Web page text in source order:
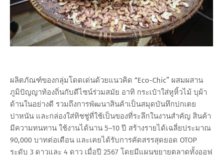
ผลิตภัณฑ์ของกลุ่มโดดเด่นด้วยแนวคิด “Eco-Chic” ผสมผสาน
ภูมิปัญญาท้องถิ่นกับดีไซน์ร่วมสมัย อาทิ กระเป๋าใส่หูหิ้วไม้ บุผ้า
ด้านในอย่างดี รวมถึงการพัฒนาสินค้าเป็นสมุดบันทึกปกเตย
ปาหนัน และกล่องใส่ทิชชู่ที่ใช้เป็นของที่ระลึกในงานสำคัญ สินค้า
มีความทนทาน ใช้งานได้นาน 5–10 ปี สร้างรายได้เฉลี่ยประมาณ
90,000 บาทต่อเดือน และเคยได้รับการคัดสรรสุดยอด OTOP
ระดับ 3 ดาวและ 4 ดาว เมื่อปี 2567 โดยมีแผนขยายตลาดทั้งออฟ